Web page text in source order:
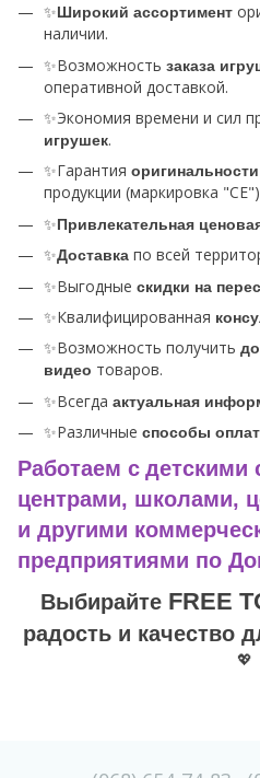
✨Широкий ассортимент
наличии.
✨Возможность заказа
оперативной доставкой.
✨Экономия времени и сил
игрушек.
✨Гарантия
продукции (маркировка
✨Привлекательная
✨Доставка по всей
✨Выгодные скидки на
✨Квалифицированная
✨Возможность получить
видео товаров.
✨Всегда актуальная
✨Различные способы
Работаем с детскими
центрами, школами,
и другими
предприятиями по
Выбирайте FREE
радость и качество
💖